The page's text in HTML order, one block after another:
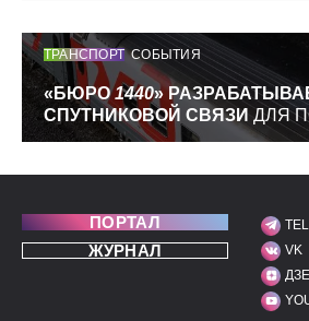
ТРАНСПОРТ СОБЫТИЯ
«БЮРО1440»
СПУТНИКОВОЙ СВЯЗИ ДЛЯ
ПОРТАЛ
ЖУРНАЛ
МЫ
VK